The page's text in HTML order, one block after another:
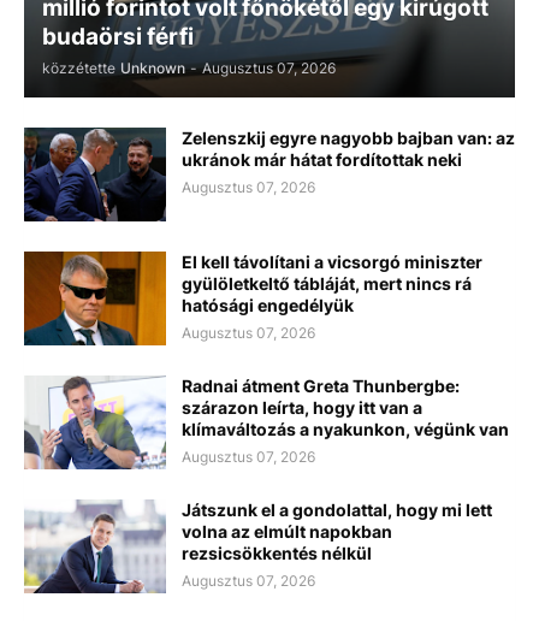
millió forintot volt főnökétől egy kirúgott
budaörsi férfi
közzétette Unknown - Augusztus 07, 2026
Zelenszkij egyre nagyobb bajban van: az
ukránok már hátat fordítottak neki
Augusztus 07, 2026
El kell távolítani a vicsorgó miniszter
gyülöletkeltő tábláját, mert nincs rá
hatósági engedélyük
Augusztus 07, 2026
Radnai átment Greta Thunbergbe:
szárazon leírta, hogy itt van a
klímaváltozás a nyakunkon, végünk van
Augusztus 07, 2026
Játszunk el a gondolattal, hogy mi lett
volna az elmúlt napokban
rezsicsökkentés nélkül
Augusztus 07, 2026